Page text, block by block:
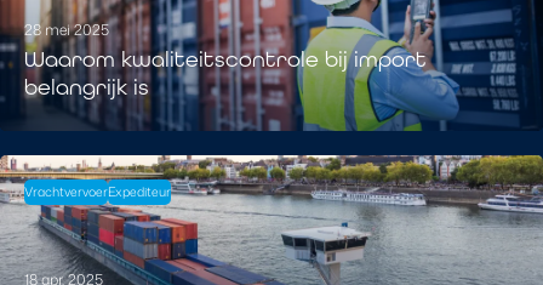
28 mei 2025
Waarom kwaliteitscontrole bij import
belangrijk is
VrachtvervoerExpediteur
18 apr. 2025